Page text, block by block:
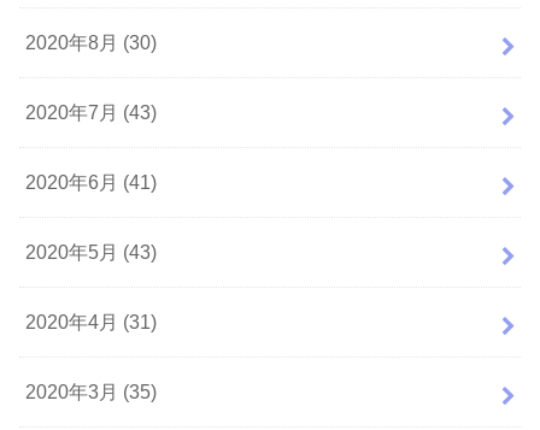
2020年8月 (30)
2020年7月 (43)
2020年6月 (41)
2020年5月 (43)
2020年4月 (31)
2020年3月 (35)